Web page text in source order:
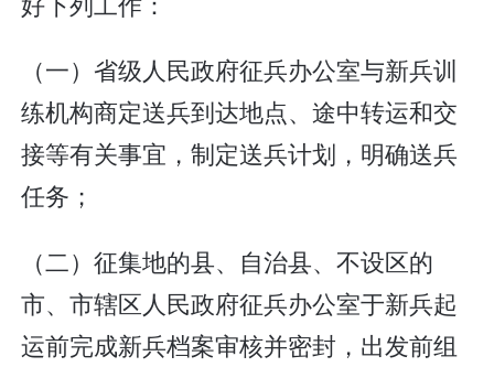
（一）省级人民政府征兵办公室与新兵训
练机构商定送兵到达地点、途中转运和交
接等有关事宜，制定送兵计划，明确送兵
任务；
（二）征集地的县、自治县、不设区的
市、市辖区人民政府征兵办公室于新兵起
运前完成新兵档案审核并密封，出发前组